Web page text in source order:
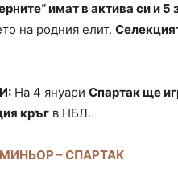
имат в актива си и 5
на родния елит.
На 4 януари Спартак ще
кръг в НБЛ.
– СПАРТАК